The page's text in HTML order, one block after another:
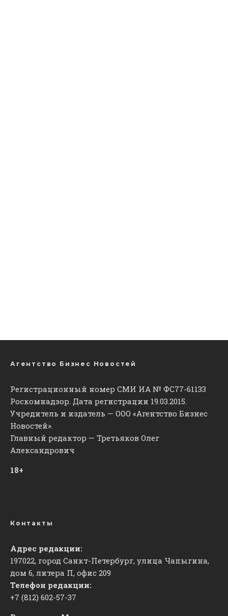
Агентство Бизнес Новостей
Регистрационный номер СМИ ИА № ФС77-61133
Роскомнадзор. Дата регистрации 19.03.2015.
Учредитель и издатель — ООО «Агентство Бизнес
Новостей».
Главный редактор — Третьяков Олег
Александрович
18+
Контакты
Адрес редакции:
197022, город Санкт-Петербург, улица Чапыгина,
дом 6, литера П, офис 209
Телефон редакции:
+7 (812) 602-57-37